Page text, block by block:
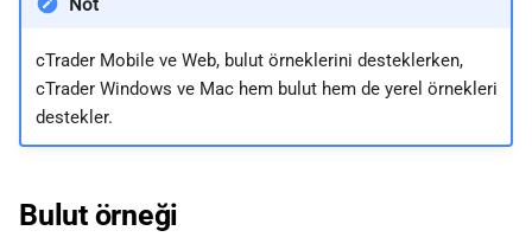
한국어
日本語
ı
ı
cTrader Mobile ve Web, bulut örneklerini desteklerken,
cTrader Windows ve Mac hem bulut hem de yerel örnekleri
destekler.
Bulut örneği